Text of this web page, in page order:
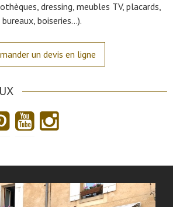
dressing, meubles TV, placards,
bureaux, boiseries…).
un devis en ligne